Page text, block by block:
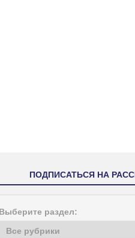
ПОДПИСАТЬСЯ НА
Выберите раздел: